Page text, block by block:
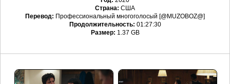
Страна: США
Перевод: Профессиональный многоголосый [@MUZOBOZ@]
Продолжительность: 01:27:30
Размер: 1.37 GB